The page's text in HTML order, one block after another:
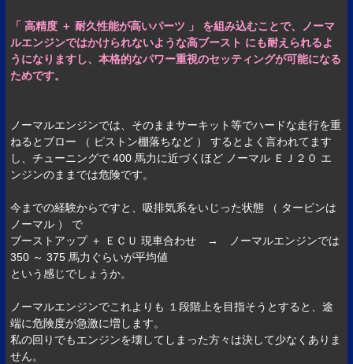
「 高精度 ＋ 耐久性能が高いパーツ 」 を組み込むことで、ノーマ
ルエンジンではかけられないような高ブースト にも耐えられるよ
うになりますし、本格的なパワー重視のセッティングが可能になる
ためです。
ノーマルエンジンでは、そのままサーキット等でハードな走行を重
ねるとブロー （ ピストン棚落ちなど ） するとよく言われてます
し、チューニングで 400 馬力に近づくほど ノーマル ＥＪ２０ エ
ンジンのままでは危険です。
今までの経験からですと、吸排気系をいじった状態 （ タービンは
ノーマル ） で
ブーストアップ ＋ ＥＣＵ 現車合わせ → ノーマルエンジンでは
350 ～ 375 馬力ぐらいが平均値
という感じでしょうか。
ノーマルエンジンでこれよりも １段階上を目指そうとすると、途
端に危険度が急激に増します。
私の回りでもエンジンを壊してしまった方々は決して少なくありま
せん。